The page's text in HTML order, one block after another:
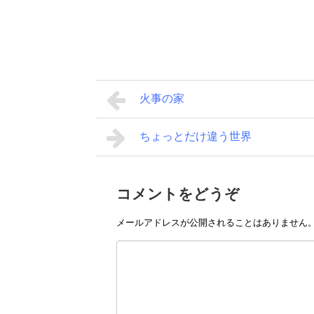
火事の家
ちょっとだけ違う世界
コメントをどうぞ
メールアドレスが公開されることはありません